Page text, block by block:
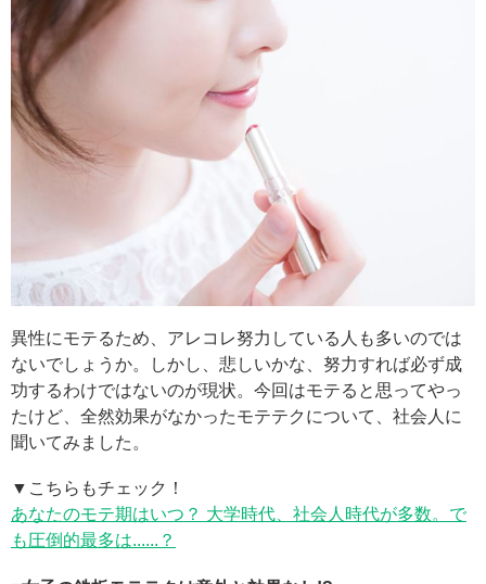
異性にモテるため、アレコレ努力している人も多いのでは
ないでしょうか。しかし、悲しいかな、努力すれば必ず成
功するわけではないのが現状。今回はモテると思ってやっ
たけど、全然効果がなかったモテテクについて、社会人に
聞いてみました。
▼こちらもチェック！
あなたのモテ期はいつ？ 大学時代、社会人時代が多数。で
も圧倒的最多は......？